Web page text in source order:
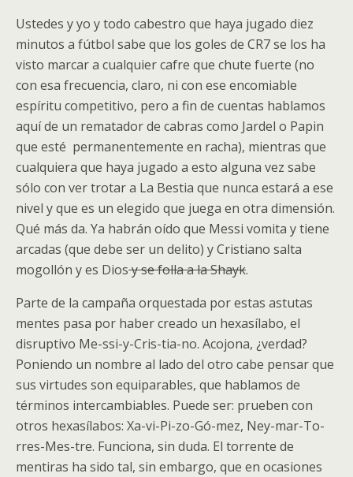
Ustedes y yo y todo cabestro que haya jugado diez
minutos a fútbol sabe que los goles de CR7 se los ha
visto marcar a cualquier cafre que chute fuerte (no
con esa frecuencia, claro, ni con ese encomiable
espíritu competitivo, pero a fin de cuentas hablamos
aquí de un rematador de cabras como Jardel o Papin
que esté permanentemente en racha), mientras que
cualquiera que haya jugado a esto alguna vez sabe
sólo con ver trotar a La Bestia que nunca estará a ese
nivel y que es un elegido que juega en otra dimensión.
Qué más da. Ya habrán oído que Messi vomita y tiene
arcadas (que debe ser un delito) y Cristiano salta
mogollón y es Diosy se folla a la Shayk.
Parte de la campaña orquestada por estas astutas
mentes pasa por haber creado un hexasílabo, el
disruptivo Me-ssi-y-Cris-tia-no. Acojona, ¿verdad?
Poniendo un nombre al lado del otro cabe pensar que
sus virtudes son equiparables, que hablamos de
términos intercambiables. Puede ser: prueben con
otros hexasílabos: Xa-vi-Pi-zo-Gó-mez, Ney-mar-To-
rres-Mes-tre. Funciona, sin duda. El torrente de
mentiras ha sido tal, sin embargo, que en ocasiones